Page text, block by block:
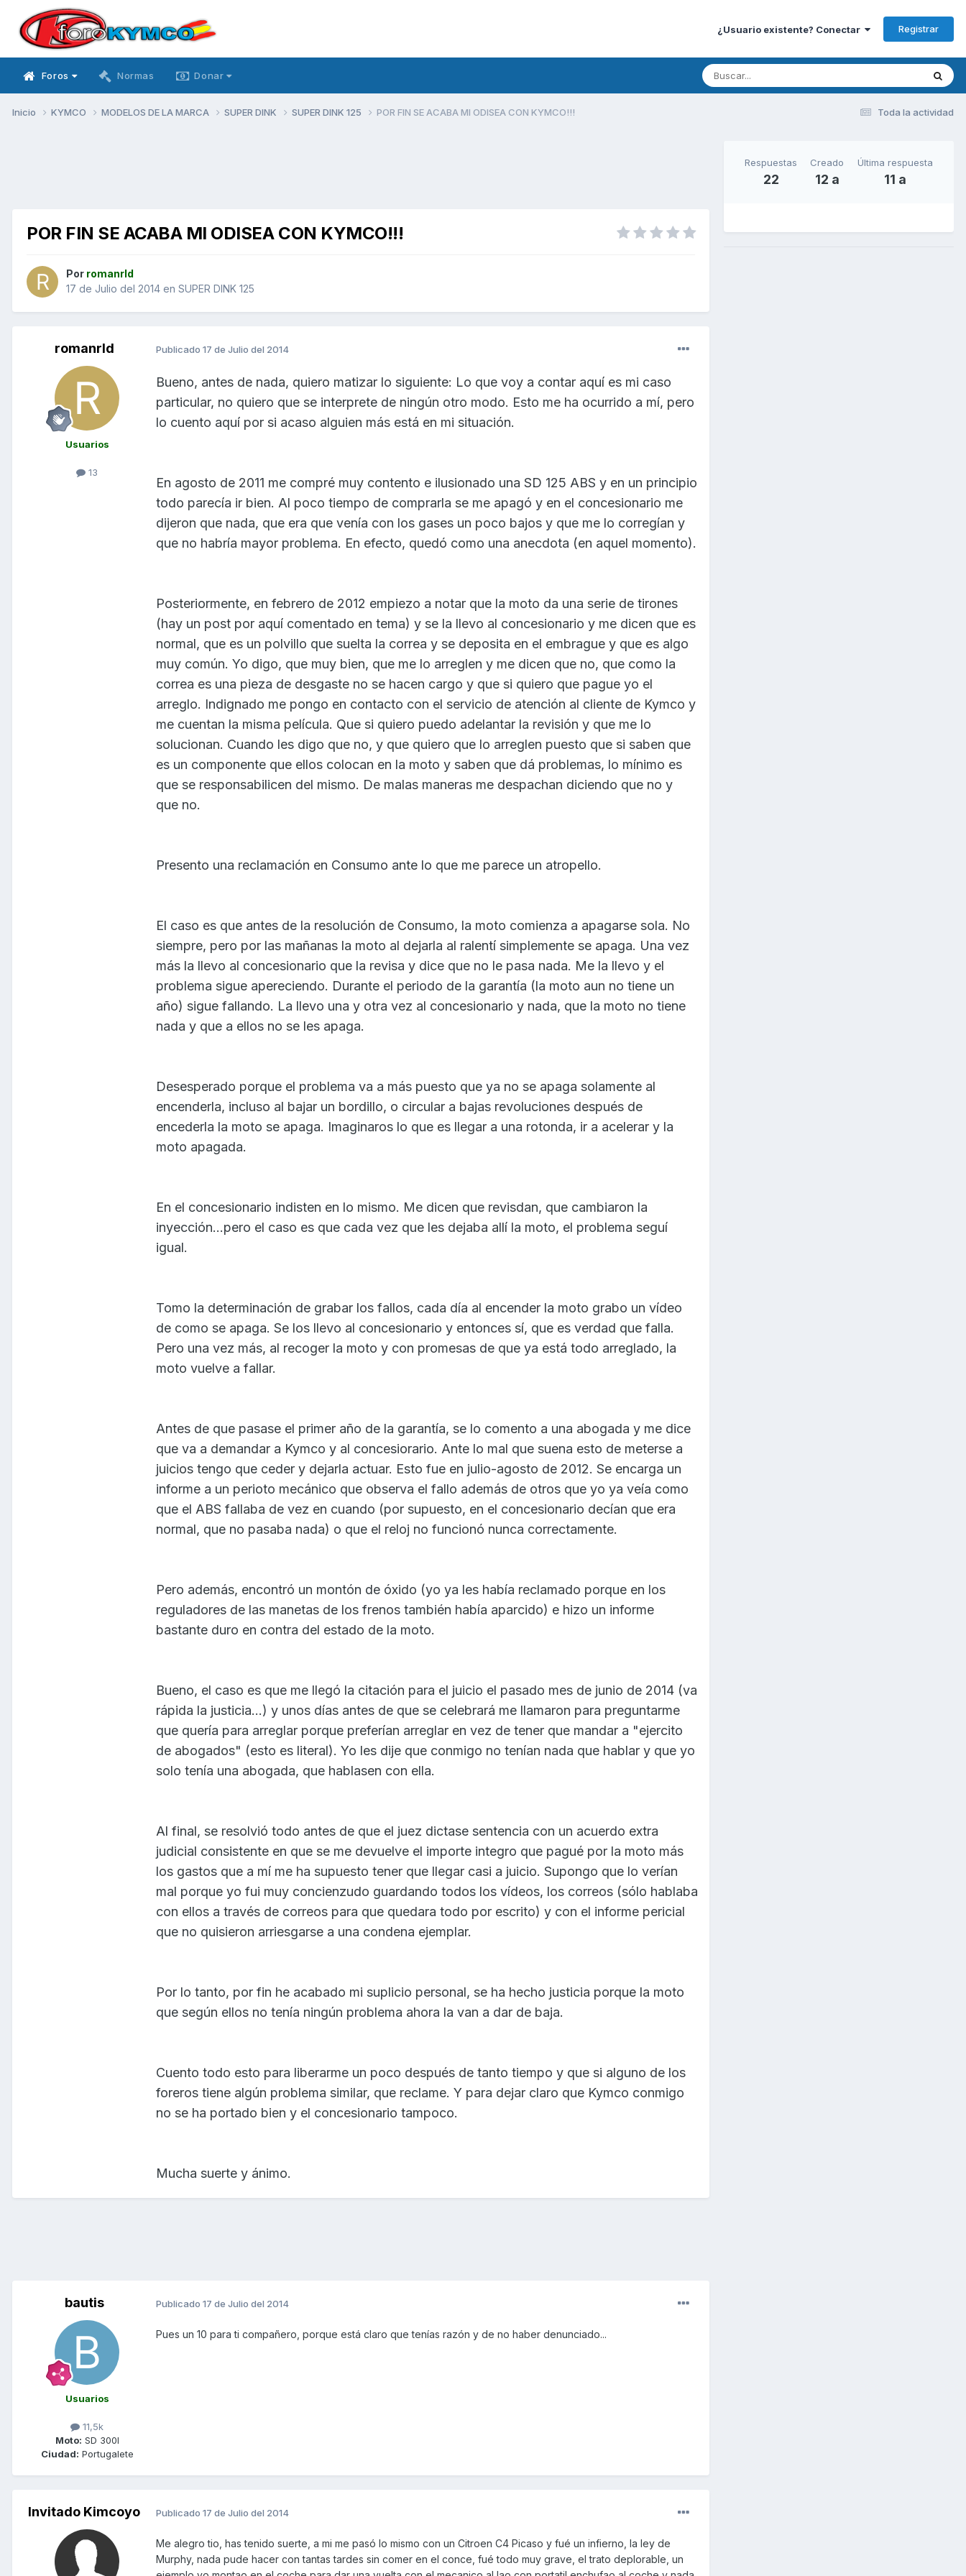
¿Usuario existente? Conectar Registrar
Foros Normas Donar
Toda la actividad
Inicio KYMCO MODELOS DE LA MARCA SUPER DINK SUPER DINK 125 POR FIN SE ACABA MI ODISEA CON KYMCO!!!
POR FIN SE ACABA MI ODISEA CON KYMCO!!!
Por romanrld
17 de Julio del 2014 en SUPER DINK 125
romanrld
Usuarios
13
Publicado 17 de Julio del 2014
Bueno, antes de nada, quiero matizar lo siguiente: Lo que voy a contar aquí es mi caso
particular, no quiero que se interprete de ningún otro modo. Esto me ha ocurrido a mí, pero
lo cuento aquí por si acaso alguien más está en mi situación.
En agosto de 2011 me compré muy contento e ilusionado una SD 125 ABS y en un principio
todo parecía ir bien. Al poco tiempo de comprarla se me apagó y en el concesionario me
dijeron que nada, que era que venía con los gases un poco bajos y que me lo corregían y
que no habría mayor problema. En efecto, quedó como una anecdota (en aquel momento).
Posteriormente, en febrero de 2012 empiezo a notar que la moto da una serie de tirones
(hay un post por aquí comentado en tema) y se la llevo al concesionario y me dicen que es
normal, que es un polvillo que suelta la correa y se deposita en el embrague y que es algo
muy común. Yo digo, que muy bien, que me lo arreglen y me dicen que no, que como la
correa es una pieza de desgaste no se hacen cargo y que si quiero que pague yo el
arreglo. Indignado me pongo en contacto con el servicio de atención al cliente de Kymco y
me cuentan la misma película. Que si quiero puedo adelantar la revisión y que me lo
solucionan. Cuando les digo que no, y que quiero que lo arreglen puesto que si saben que
es un componente que ellos colocan en la moto y saben que dá problemas, lo mínimo es
que se responsabilicen del mismo. De malas maneras me despachan diciendo que no y
que no.
Presento una reclamación en Consumo ante lo que me parece un atropello.
El caso es que antes de la resolución de Consumo, la moto comienza a apagarse sola. No
siempre, pero por las mañanas la moto al dejarla al ralentí simplemente se apaga. Una vez
más la llevo al concesionario que la revisa y dice que no le pasa nada. Me la llevo y el
problema sigue apereciendo. Durante el periodo de la garantía (la moto aun no tiene un
año) sigue fallando. La llevo una y otra vez al concesionario y nada, que la moto no tiene
nada y que a ellos no se les apaga.
Desesperado porque el problema va a más puesto que ya no se apaga solamente al
encenderla, incluso al bajar un bordillo, o circular a bajas revoluciones después de
encederla la moto se apaga. Imaginaros lo que es llegar a una rotonda, ir a acelerar y la
moto apagada.
En el concesionario indisten en lo mismo. Me dicen que revisdan, que cambiaron la
inyección...pero el caso es que cada vez que les dejaba allí la moto, el problema seguí
igual.
Tomo la determinación de grabar los fallos, cada día al encender la moto grabo un vídeo
de como se apaga. Se los llevo al concesionario y entonces sí, que es verdad que falla.
Pero una vez más, al recoger la moto y con promesas de que ya está todo arreglado, la
moto vuelve a fallar.
Antes de que pasase el primer año de la garantía, se lo comento a una abogada y me dice
que va a demandar a Kymco y al concesiorario. Ante lo mal que suena esto de meterse a
juicios tengo que ceder y dejarla actuar. Esto fue en julio-agosto de 2012. Se encarga un
informe a un perioto mecánico que observa el fallo además de otros que yo ya veía como
que el ABS fallaba de vez en cuando (por supuesto, en el concesionario decían que era
normal, que no pasaba nada) o que el reloj no funcionó nunca correctamente.
Pero además, encontró un montón de óxido (yo ya les había reclamado porque en los
reguladores de las manetas de los frenos también había aparcido) e hizo un informe
bastante duro en contra del estado de la moto.
Bueno, el caso es que me llegó la citación para el juicio el pasado mes de junio de 2014 (va
rápida la justicia...) y unos días antes de que se celebrará me llamaron para preguntarme
que quería para arreglar porque preferían arreglar en vez de tener que mandar a "ejercito
de abogados" (esto es literal). Yo les dije que conmigo no tenían nada que hablar y que yo
solo tenía una abogada, que hablasen con ella.
Al final, se resolvió todo antes de que el juez dictase sentencia con un acuerdo extra
judicial consistente en que se me devuelve el importe integro que pagué por la moto más
los gastos que a mí me ha supuesto tener que llegar casi a juicio. Supongo que lo verían
mal porque yo fui muy concienzudo guardando todos los vídeos, los correos (sólo hablaba
con ellos a través de correos para que quedara todo por escrito) y con el informe pericial
que no quisieron arriesgarse a una condena ejemplar.
Por lo tanto, por fin he acabado mi suplicio personal, se ha hecho justicia porque la moto
que según ellos no tenía ningún problema ahora la van a dar de baja.
Cuento todo esto para liberarme un poco después de tanto tiempo y que si alguno de los
foreros tiene algún problema similar, que reclame. Y para dejar claro que Kymco conmigo
no se ha portado bien y el concesionario tampoco.
Mucha suerte y ánimo.
bautis
Usuarios
11,5k
Moto: SD 300I
Ciudad: Portugalete
Publicado 17 de Julio del 2014
Pues un 10 para ti compañero, porque está claro que tenías razón y de no haber denunciado...
Invitado Kimcoyo Publicado 17 de Julio del 2014
Me alegro tio, has tenido suerte, a mi me pasó lo mismo con un Citroen C4 Picaso y fué un infierno, la ley de
Murphy, nada pude hacer con tantas tardes sin comer en el conce, fué todo muy grave, el trato deplorable, un
Respuestas
22
Creado
12 a
Última respuesta
11 a